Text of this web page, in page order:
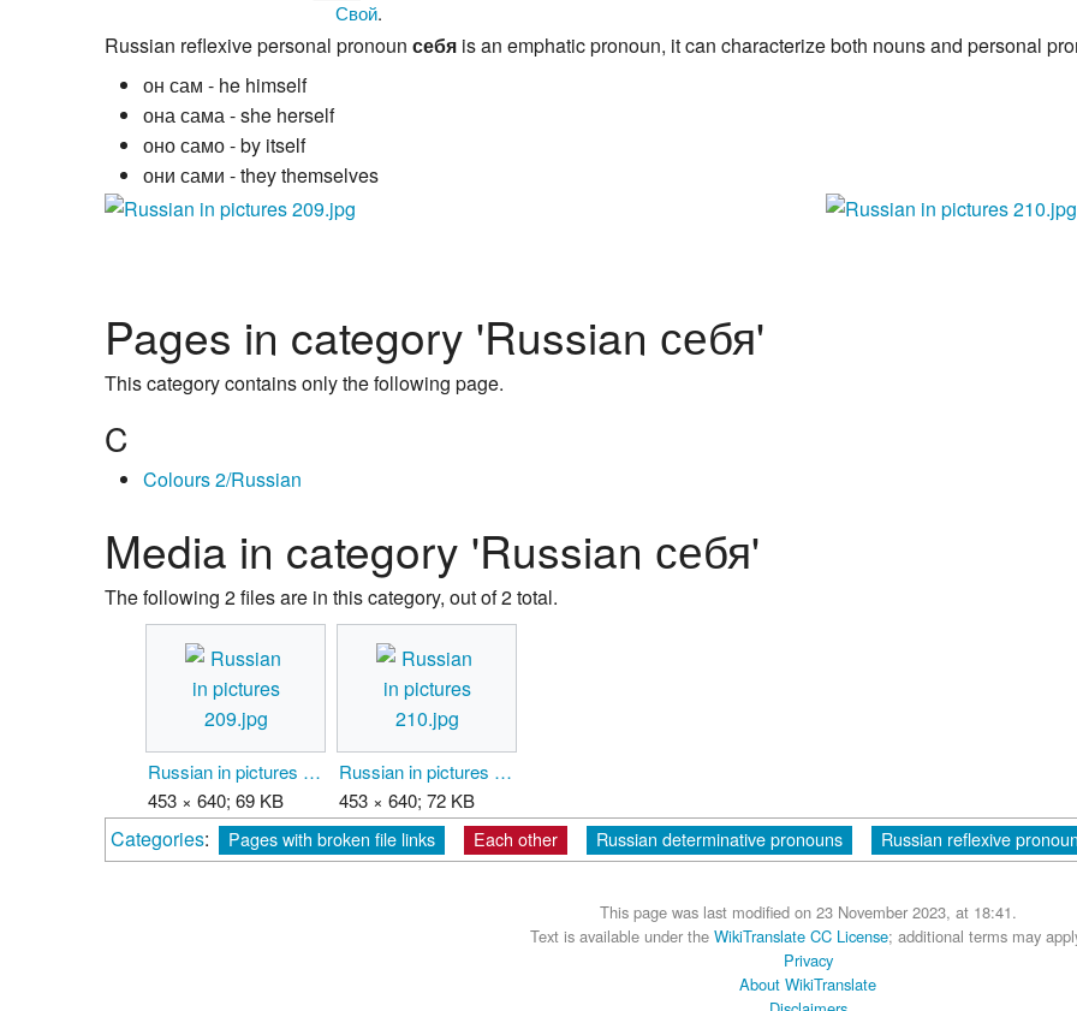
Свой.
Russian reflexive personal pronoun себя is an emphatic pronoun, it can characterize both nouns and personal
он сам - he himself
она сама - she herself
оно само - by itself
они сами - they themselves
Pages in category 'Russian себя'
This category contains only the following page.
C
Colours 2/Russian
Media in category 'Russian себя'
The following 2 files are in this category, out of 2 total.
Russian in pictures 209.jpg
453 × 640; 69 KB
Russian in pictures 210.jpg
453 × 640; 72 KB
Categories: Pages with broken file links Each other Russian determinative pronouns Russian reflexive
This page was last modified on 23 November 2023, at 18:41.
Text is available under the WikiTranslate CC License; additional terms may
Privacy
About WikiTranslate